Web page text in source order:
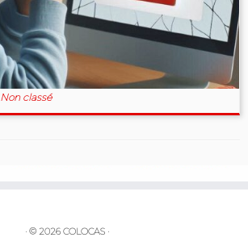
Non classé
· © 2026 COLOCAS ·